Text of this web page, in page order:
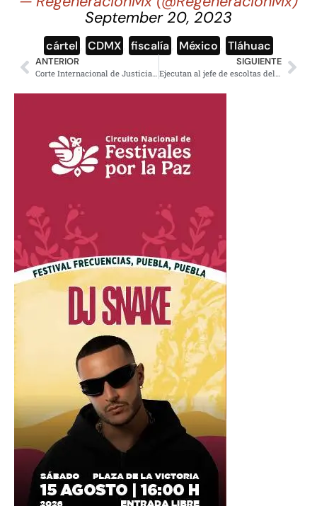
September 20, 2023
cártel CDMX fiscalía México Tláhuac
ANTERIOR
Corte Internacional de Justicia programa queja de México contra Ecuador
SIGUIENTE
Ejecutan al jefe de escoltas del candidato a diputado local en Guerrero